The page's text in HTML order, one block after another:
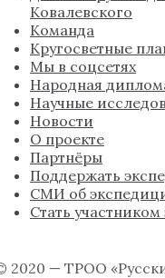
Ковалевского
Команда
Кругосветные
Мы в соцсетях
Народная
Научные
Новости
О проекте
Партнёры
Поддержать
СМИ об
Стать
2020 — ТРОО